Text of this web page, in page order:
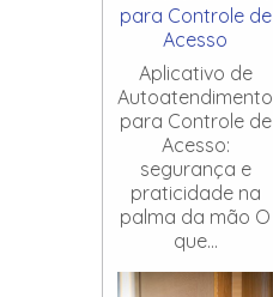
para Controle de
Acesso
Aplicativo de
Autoatendimento
para Controle de
Acesso:
segurança e
praticidade na
palma da mão O
que...